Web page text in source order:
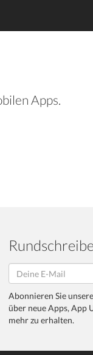
Apps.
Abonnieren Sie
über neue Apps, App
mehr zu erhalten.